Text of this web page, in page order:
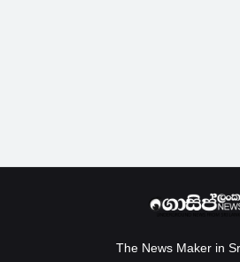
The News Maker in